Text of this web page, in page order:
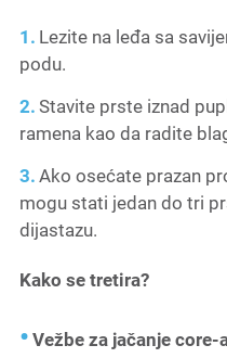
Lezite na leđa sa
podu.
Stavite prste iznad
ramena kao da radite
Ako osećate prazan
mogu stati jedan do tri
dijastazu.
Kako se tretira?
Vežbe za jačanje core-